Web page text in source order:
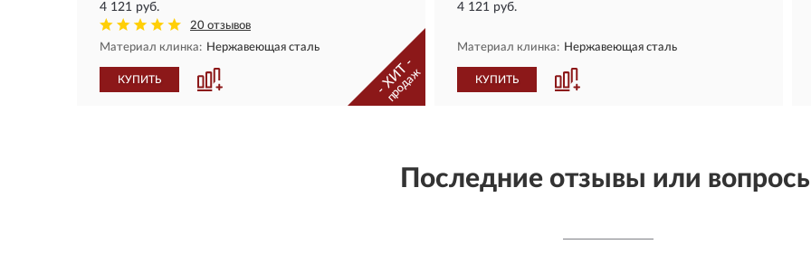
4 121 руб.
20 отзывов
Материал клинка: Нержавеющая сталь
КУПИТЬ - ХИТ -
продаж
4 121 руб.
Материал клинка: Нержавеющая сталь
КУПИТЬ
Последние отзывы или